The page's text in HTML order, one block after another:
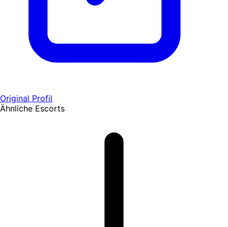
Original Profil
Ähnliche Escorts